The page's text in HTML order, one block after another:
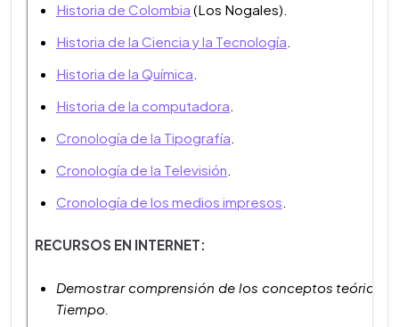
Historia de Colombia (Los Nogales).
Historia de la Ciencia y la Tecnología.
Historia de la Química.
Historia de la computadora.
Cronología de la Tipografía.
Cronología de la Televisión.
Cronología de los medios impresos.
RECURSOS EN INTERNET:
Demostrar comprensión de los conceptos teóricos
Tiempo.